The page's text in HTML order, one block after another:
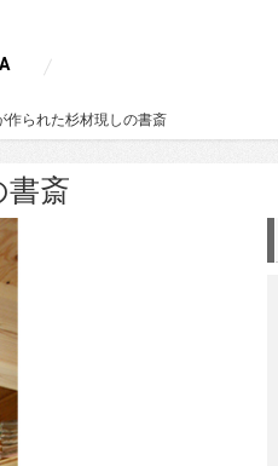
作られた杉材現しの書斎
書斎